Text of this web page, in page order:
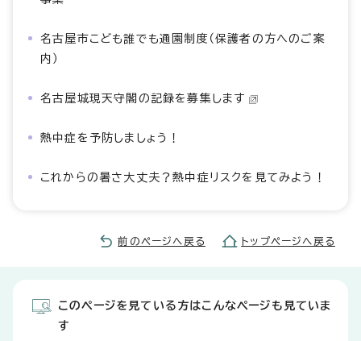
名古屋市こども誰でも通園制度（保護者の方へのご案
内）
名古屋城現天守閣の記録を募集します
熱中症を予防しましょう！
これからの暑さ大丈夫？熱中症リスクを見てみよう！
前のページへ戻る トップページへ戻る
このページを見ている方はこんなページも見ていま
す